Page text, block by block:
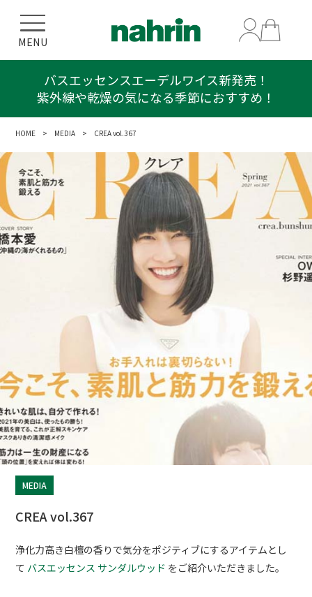
MENU
バスエッセンスエーデルワイス新発売！
紫外線や乾燥の気になる季節におすすめ！
HOME > MEDIA > CREA vol.367
MEDIA
CREA vol.367
浄化力高き白檀の香りで気分をポジティブにするアイテムとし
て バスエッセンス サンダルウッド をご紹介いただきました。